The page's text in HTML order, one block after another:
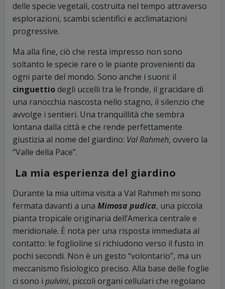
delle specie vegetali, costruita nel tempo attraverso
esplorazioni, scambi scientifici e acclimatazioni
progressive.
Ma alla fine, ciò che resta impresso non sono
soltanto le specie rare o le piante provenienti da
ogni parte del mondo. Sono anche i suoni: il
cinguettiodegli uccelli tra le fronde, il gracidare di
una ranocchia nascosta nello stagno, il silenzio che
avvolge i sentieri. Una tranquillità che sembra
lontana dalla città e che rende perfettamente
giustizia al nome del giardino: Val Rahmeh, ovvero la
“Valle della Pace”.
La mia esperienza del giardino
Durante la mia ultima visita a Val Rahmeh mi sono
fermata davanti a una Mimosa pudica, una piccola
pianta tropicale originaria dell’America centrale e
meridionale. È nota per una risposta immediata al
contatto: le foglioline si richiudono verso il fusto in
pochi secondi. Non è un gesto “volontario”, ma un
meccanismo fisiologico preciso. Alla base delle foglie
ci sono i pulvini, piccoli organi cellulari che regolano